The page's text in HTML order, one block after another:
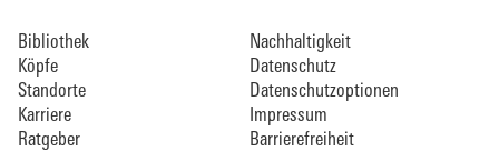
Bibliothek
Köpfe
Standorte
Karriere
Ratgeber
Nachhaltigkeit
Datenschutz
Datenschutzoptionen
Impressum
Barrierefreiheit